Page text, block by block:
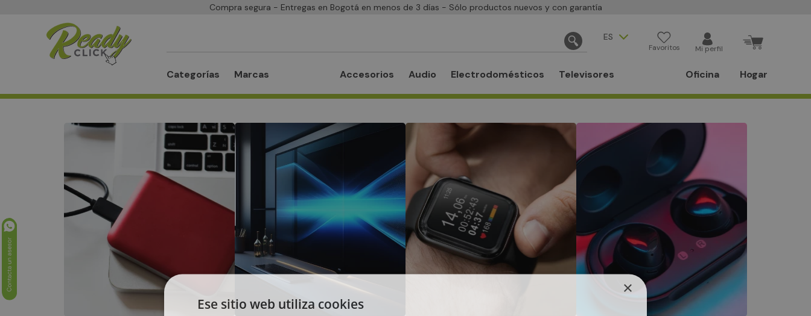
Compra segura - Entregas en Bogotá en menos de 3 días - Sólo productos nuevos y con garantía
ES
Favoritos Mi perfil
Categorías Marcas Accesorios Audio Electrodomésticos Televisores Oficina Hogar
×
Ese sitio web utiliza cookies